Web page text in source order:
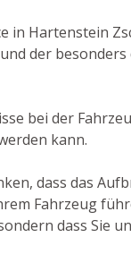
in Hartenstein
der
bei der
kann.
dass das
Fahrzeug
dass Sie